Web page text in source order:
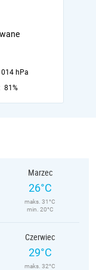
hPa
81%
Marzec
26°C
maks. 31°C
min. 20°C
Czerwiec
29°C
maks. 32°C